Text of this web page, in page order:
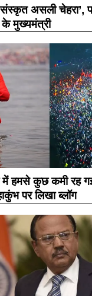
संस्कृत असली चेहरा’,
के मुख्यमंत्री
हमसे कुछ कमी रह गई
पर लिखा ब्लॉग